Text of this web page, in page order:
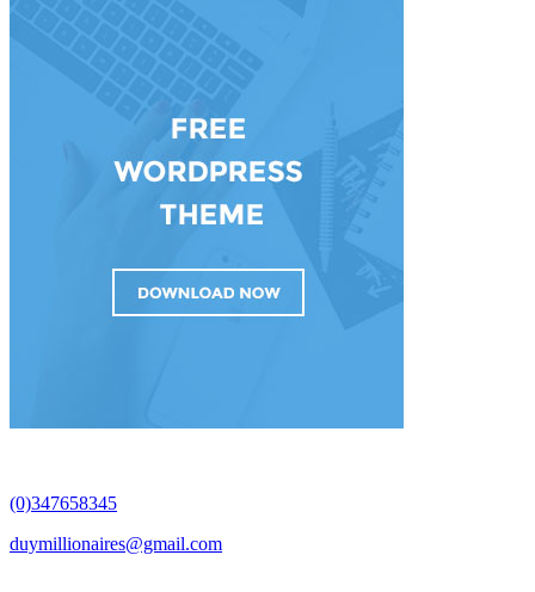
(0)347658345
duymillionaires@gmail.com